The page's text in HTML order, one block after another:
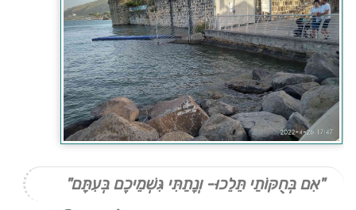
"אִם בְּחֻקּוֹתַי תֵּלֵכוּ- וְנָתַתִּי גִּשְׁמֵיכֶם בְּעִתָּם"